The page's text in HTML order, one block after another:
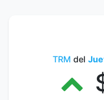
TRM del